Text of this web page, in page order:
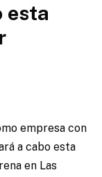
esta
empresa con
a cabo esta
en Las